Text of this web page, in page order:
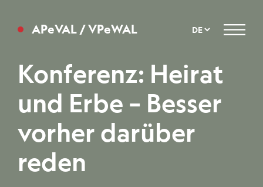
APeVAL / VPeWAL
Menu
Konferenz: Heirat
und Erbe – Besser
vorher darüber
reden